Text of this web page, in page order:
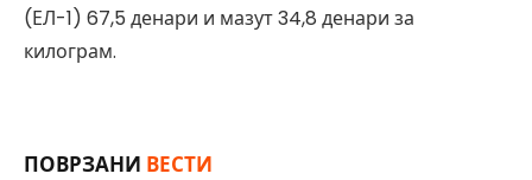
(ЕЛ-1) 67,5 денари и мазут 34,8 денари за
килограм.
ПОВРЗАНИ ВЕСТИ